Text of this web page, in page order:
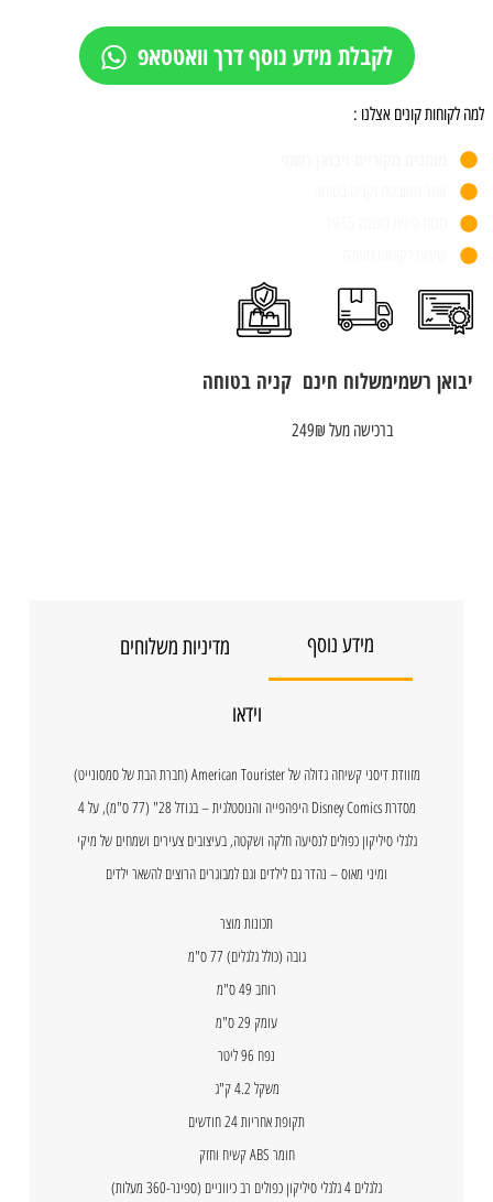
לקבלת מידע נוסף דרך וואטסאפ
למה לקוחות קונים אצלנו :
יבואן רשמימשלוח חינם
ברכישה מעל 249₪
קניה בטוחה
מידע נוסף מדיניות משלוחים
וידאו
מזוודת דיסני קשיחה גדולה של American Tourister (חברת הבת של סמסונייט)
מסדרת Disney Comics היפהפייה והנוסטלגית – בגודל 28" (77 ס"מ), על 4
גלגלי סיליקון כפולים לנסיעה חלקה ושקטה, בעיצובים צעירים ושמחים של מיקי
ומיני מאוס – נהדר גם לילדים וגם למבוגרים הרוצים להשאר ילדים
תכונות מוצר
גובה (כולל גלגלים) 77 ס"מ
רוחב 49 ס"מ
עומק 29 ס"מ
נפח 96 ליטר
משקל 4.2 ק"ג
תקופת אחריות 24 חודשים
חומר ABS קשיח וחזק
גלגלים 4 גלגלי סיליקון כפולים רב כיווניים (ספינר-360 מעלות)